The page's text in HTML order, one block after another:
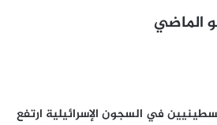
في السجون الإسرائيلية ارتفع